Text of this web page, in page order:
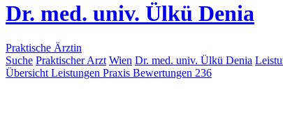
Dr. med. univ. Ülkü Denia
Praktische Ärztin
Suche Praktischer Arzt Wien Dr. med. univ. Ülkü Denia
Übersicht Leistungen Praxis Bewertungen 236